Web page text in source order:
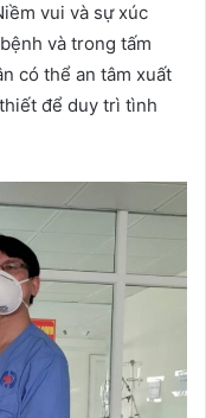
vui và sự xúc
và trong tấm
có thể an tâm xuất
để duy trì tình